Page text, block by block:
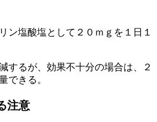
ン塩酸塩として２０ｍｇを１日１
するが、効果不十分の場合は、２
できる。
注意